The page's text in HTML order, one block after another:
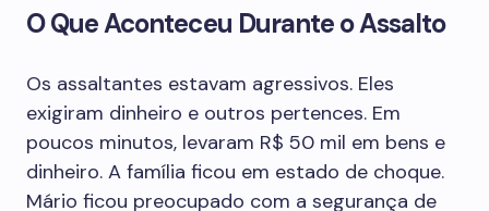
O Que Aconteceu Durante o Assalto
Os assaltantes estavam agressivos. Eles
exigiram dinheiro e outros pertences. Em
poucos minutos, levaram R$ 50 mil em bens e
dinheiro. A família ficou em estado de choque.
Mário ficou preocupado com a segurança de